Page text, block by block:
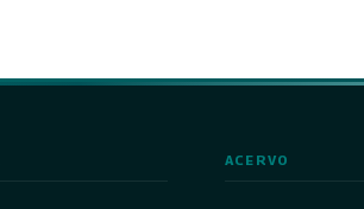
ACERVO